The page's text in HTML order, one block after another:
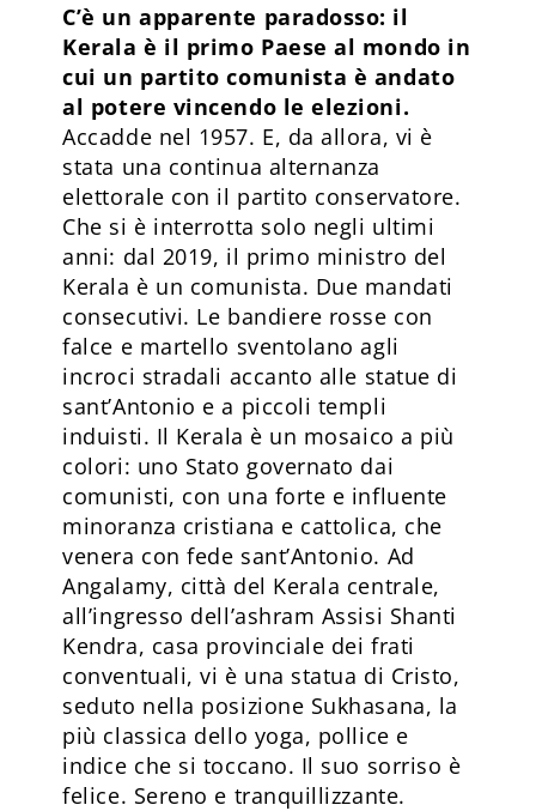
C’è un apparente paradosso: il
Kerala è il primo Paese al mondo in
cui un partito comunista è andato
al potere vincendo le elezioni.
Accadde nel 1957. E, da allora, vi è
stata una continua alternanza
elettorale con il partito conservatore.
Che si è interrotta solo negli ultimi
anni: dal 2019, il primo ministro del
Kerala è un comunista. Due mandati
consecutivi. Le bandiere rosse con
falce e martello sventolano agli
incroci stradali accanto alle statue di
sant’Antonio e a piccoli templi
induisti. Il Kerala è un mosaico a più
colori: uno Stato governato dai
comunisti, con una forte e influente
minoranza cristiana e cattolica, che
venera con fede sant’Antonio. Ad
Angalamy, città del Kerala centrale,
all’ingresso dell’ashram Assisi Shanti
Kendra, casa provinciale dei frati
conventuali, vi è una statua di Cristo,
seduto nella posizione Sukhasana, la
più classica dello yoga, pollice e
indice che si toccano. Il suo sorriso è
felice. Sereno e tranquillizzante.